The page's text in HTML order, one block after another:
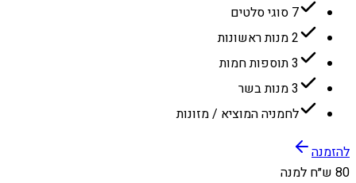
7 סוגי סלטים
2 מנות ראשונות
3 תוספות חמות
3 מנות בשר
לחמניה המוציא / מזונות
להזמנה
80 ש״ח למנה